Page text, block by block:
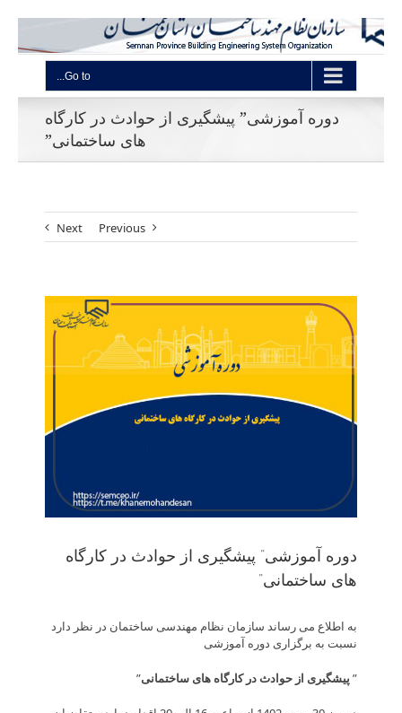
Go to...
دوره آموزشی” پیشگیری از حوادث در کارگاه
های ساختمانی”
Previous
Next
View
Larger
Image
دوره آموزشی” پیشگیری از حوادث در کارگاه
های ساختمانی”
به اطلاع می­ رساند سازمان نظام مهندسی ساختمان در نظر دارد
نسبت به برگزاری دوره آموزشی
” پیشگیری از حوادث در کارگاه های ساختمانی”